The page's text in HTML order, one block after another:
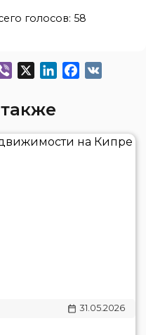
голосов: 58
Viber LinkedInFacebook
31.05.2026